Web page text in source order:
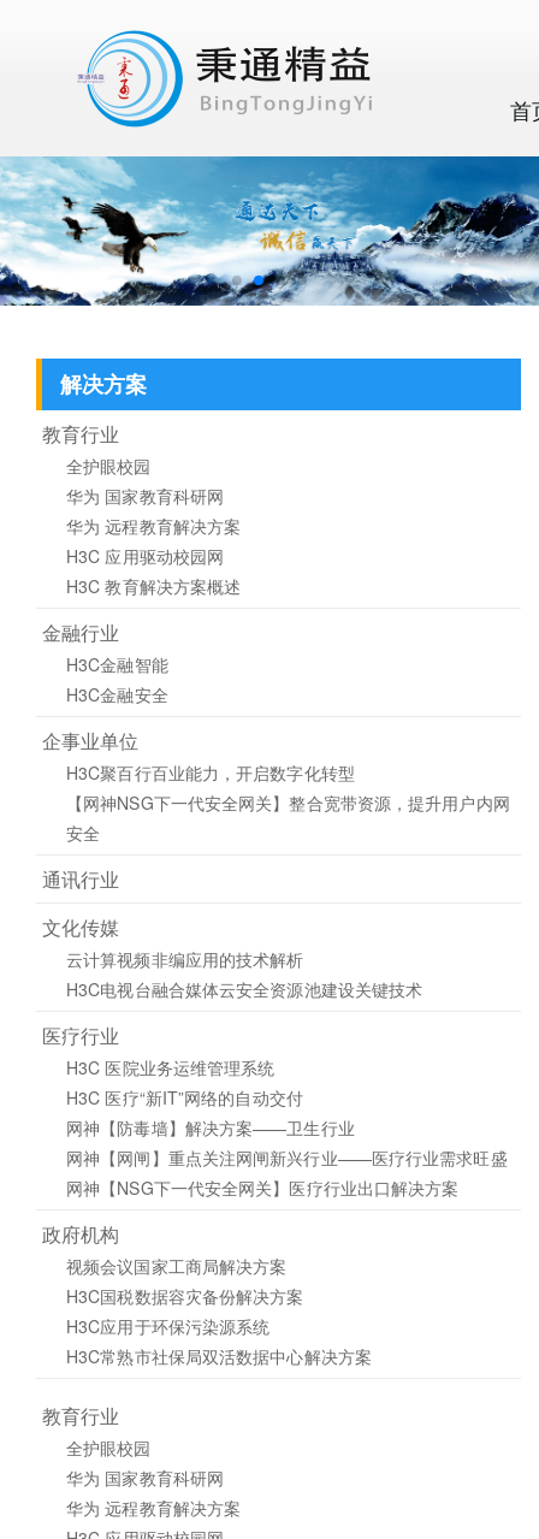
首
解决方案
教育行业
全护眼校园
华为 国家教育科研网
华为 远程教育解决方案
H3C 应用驱动校园网
H3C 教育解决方案概述
金融行业
H3C金融智能
H3C金融安全
企事业单位
H3C聚百行百业能力，开启数字化转型
【网神NSG下一代安全网关】整合宽带资源，提升用户内网
安全
通讯行业
文化传媒
云计算视频非编应用的技术解析
H3C电视台融合媒体云安全资源池建设关键技术
医疗行业
H3C 医院业务运维管理系统
H3C 医疗“新IT”网络的自动交付
网神【防毒墙】解决方案——卫生行业
网神【网闸】重点关注网闸新兴行业——医疗行业需求旺盛
网神【NSG下一代安全网关】医疗行业出口解决方案
政府机构
视频会议国家工商局解决方案
H3C国税数据容灾备份解决方案
H3C应用于环保污染源系统
H3C常熟市社保局双活数据中心解决方案
教育行业
全护眼校园
华为 国家教育科研网
华为 远程教育解决方案